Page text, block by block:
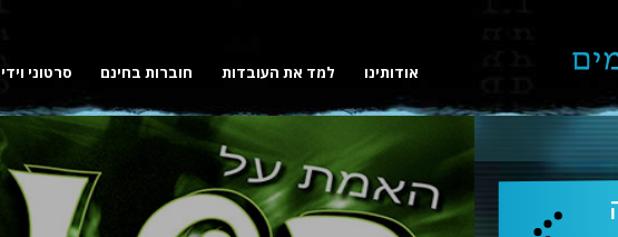
אודותינו למד את העובדות חוברות בחינם סרטוני